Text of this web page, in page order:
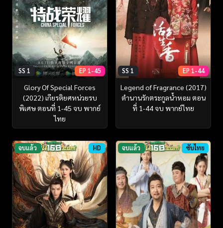
SS 1 EP 1-45
Glory Of Special Forces
(2022) เกียรติยศหน่วยรบ
พิเศษ ตอนที่ 1-45 จบ พากย์
ไทย
SS 1 EP 1-44
Legend of Fragrance (2017)
ตำนานรักตระกูลน้ำหอม ตอน
ที่ 1-44 จบ พากย์ไทย
จบแล้ว HD จบแล้ว ซับไทย